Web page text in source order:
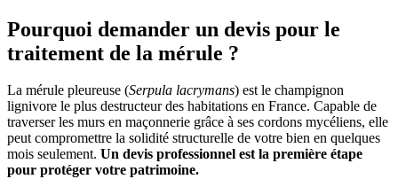
Pourquoi demander un devis pour le
traitement de la mérule ?
La mérule pleureuse (Serpula lacrymans) est le champignon
lignivore le plus destructeur des habitations en France. Capable de
traverser les murs en maçonnerie grâce à ses cordons mycéliens, elle
peut compromettre la solidité structurelle de votre bien en quelques
mois seulement. Un devis professionnel est la première étape
pour protéger votre patrimoine.